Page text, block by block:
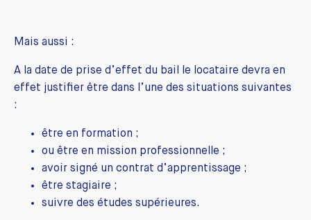
Mais aussi :
A la date de prise d’effet du bail le locataire devra en
effet justifier être dans l’une des situations suivantes
:
être en formation ;
ou être en mission professionnelle ;
avoir signé un contrat d’apprentissage ;
être stagiaire ;
suivre des études supérieures.